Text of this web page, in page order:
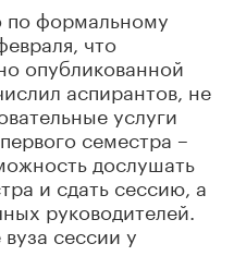
по формальному
что
опубликованной
аспирантов, не
услуги
семестра –
дослушать
и сдать сессию, а
руководителей.
сессии у